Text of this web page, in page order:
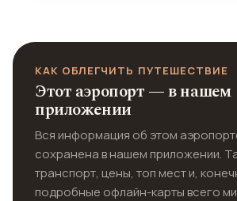
КАК ОБЛЕГЧИТЬ ПУТЕШЕСТВИЕ
Этот аэропорт — в нашем
приложении
Вся информация об этом
сохранена в нашем приложении.
транспорт, цены, топ мест и,
подробные офлайн-карты всего